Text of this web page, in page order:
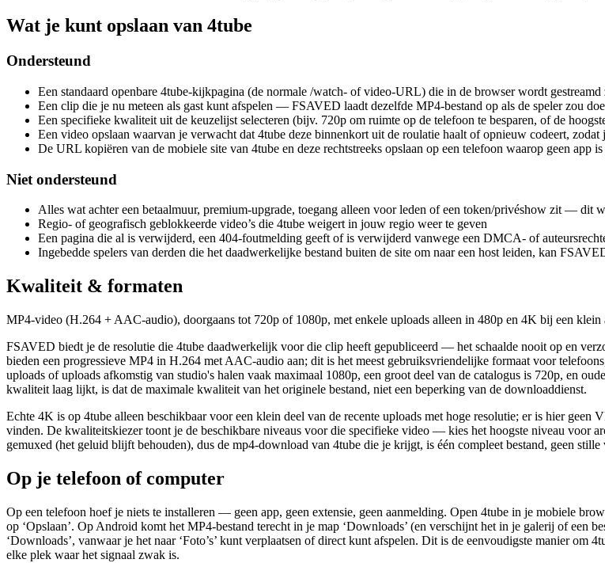
Wat je kunt opslaan van 4tube
Ondersteund
Een standaard openbare 4tube-kijkpagina (de normale /watch- of video-URL) die in de browser wordt
Een clip die je nu meteen als gast kunt afspelen — FSAVED laadt dezelfde MP4-bestand op als de speler zou
Een specifieke kwaliteit uit de keuzelijst selecteren (bijv. 720p om ruimte op de telefoon te besparen, of de
Een video opslaan waarvan je verwacht dat 4tube deze binnenkort uit de roulatie haalt of opnieuw codeert,
De URL kopiëren van de mobiele site van 4tube en deze rechtstreeks opslaan op een telefoon waarop geen app is
Niet ondersteund
Alles wat achter een betaalmuur, premium-upgrade, toegang alleen voor leden of een token/privéshow zit — dit
Regio- of geografisch geblokkeerde video’s die 4tube weigert in jouw regio weer te geven
Een pagina die al is verwijderd, een 404-foutmelding geeft of is verwijderd vanwege een DMCA- of
Ingebedde spelers van derden die het daadwerkelijke bestand buiten de site om naar een host leiden, kan
Kwaliteit & formaten
MP4-video (H.264 + AAC-audio), doorgaans tot 720p of 1080p, met enkele uploads alleen in 480p en 4K bij een klein
FSAVED biedt je de resolutie die 4tube daadwerkelijk voor die clip heeft gepubliceerd — het schaalde nooit op en
bieden een progressieve MP4 in H.264 met AAC-audio aan; dit is het meest gebruiksvriendelijke formaat voor
uploads of uploads afkomstig van studio's halen vaak maximaal 1080p, een groot deel van de catalogus is 720p, en
kwaliteit laag lijkt, is dat de maximale kwaliteit van het originele bestand, niet een beperking van de downloaddienst.
Echte 4K is op 4tube alleen beschikbaar voor een klein deel van de recente uploads met hoge resolutie; er is hier
vinden. De kwaliteitskiezer toont je de beschikbare niveaus voor die specifieke video — kies het hoogste niveau voor
gemuxed (het geluid blijft behouden), dus de mp4-download van 4tube die je krijgt, is één compleet bestand, geen stille
Op je telefoon of computer
Op een telefoon hoef je niets te installeren — geen app, geen extensie, geen aanmelding. Open 4tube in je mobiele
op ‘Opslaan’. Op Android komt het MP4-bestand terecht in je map ‘Downloads’ (en verschijnt het in je galerij of een
‘Downloads’, vanwaar je het naar ‘Foto’s’ kunt verplaatsen of direct kunt afspelen. Dit is de eenvoudigste manier
elke plek waar het signaal zwak is.